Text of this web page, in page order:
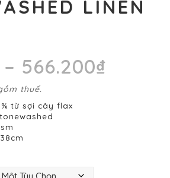
LINEN
– 566.200₫
thuế.
từ sợi cây flax